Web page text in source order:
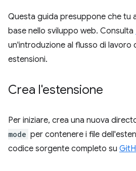
Questa guida presuppone che tu
base nello sviluppo web. Consulta
un'introduzione al flusso di lavoro
estensioni.
Crea l'estensione
Per iniziare, crea una nuova
mode per contenere i file
codice sorgente completo su